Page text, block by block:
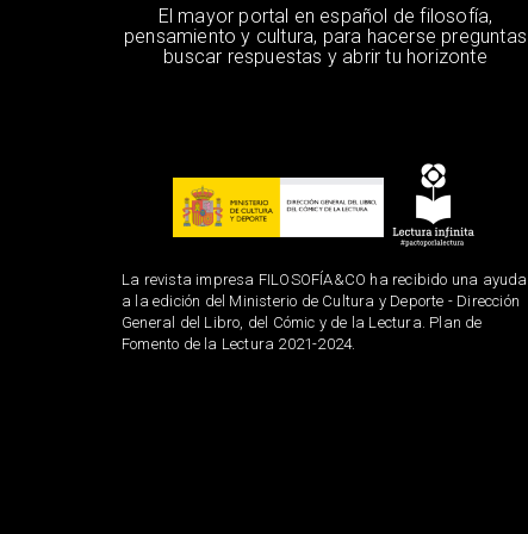
El mayor portal en español de filosofía,
pensamiento y cultura, para hacerse preguntas
buscar respuestas y abrir tu horizonte
La revista impresa FILOSOFÍA&CO ha recibido una ayuda
a la edición del Ministerio de Cultura y Deporte - Dirección
General del Libro, del Cómic y de la Lectura. Plan de
Fomento de la Lectura 2021-2024.